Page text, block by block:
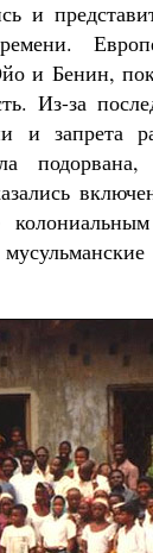
и
и Бенин,
Из-за
и запрета